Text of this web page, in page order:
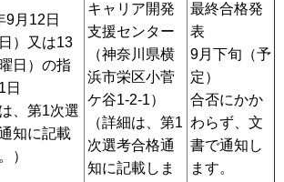
9月12日
）又は13
日）の指
日
、第1次選
知に記載
）
キャリア開発
支援センター
（神奈川県横
浜市栄区小菅
ケ谷1-2-1）
（詳細は、第1
次選考合格通
知に記載しま
最終合格発
表
9月下旬（予
定）
合否にかか
わらず、文
書で通知し
ます。